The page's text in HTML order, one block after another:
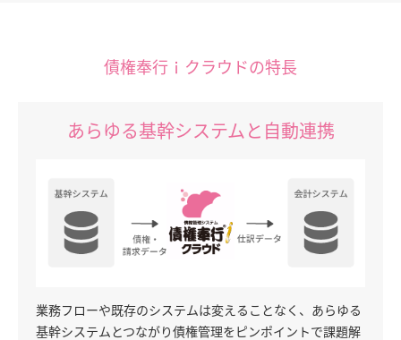
債権奉行ｉクラウドの特長
あらゆる基幹システムと自動連携
業務フローや既存のシステムは変えることなく、あらゆる
基幹システムとつながり債権管理をピンポイントで課題解